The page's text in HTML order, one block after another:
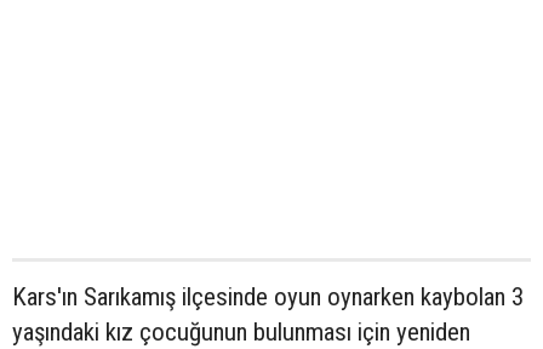
Kars'ın Sarıkamış ilçesinde oyun oynarken kaybolan 3
yaşındaki kız çocuğunun bulunması için yeniden